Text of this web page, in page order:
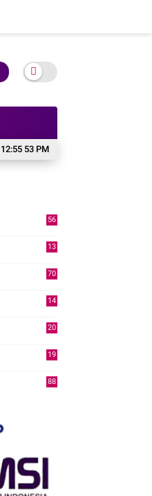
12:55 54 PMVI/Mulawarman Mayjen TNI
56
13
70
14
20
19
88